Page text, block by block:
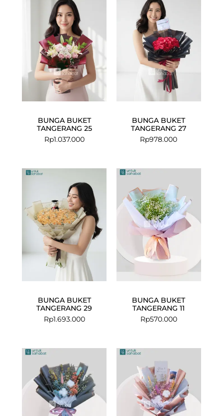
BUNGA BUKET
TANGERANG 25
Rp1.037.000
BUNGA BUKET
TANGERANG 27
Rp978.000
BUNGA BUKET
TANGERANG 29
Rp1.693.000
BUNGA BUKET
TANGERANG 11
Rp570.000